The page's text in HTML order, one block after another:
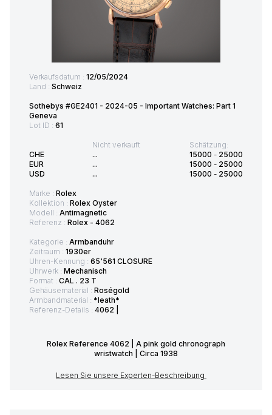
Verkaufsdatum : 12/05/2024
Land : Schweiz
Sothebys #GE2401 - 2024-05 - Important Watches: Part 1
Geneva
Lot ID : 61
CHE
EUR
USD
Nicht verkauft
...
...
...
Schätzung:
15000 - 25000
15000 - 25000
15000 - 25000
Marke : Rolex
Kollektion : Rolex Oyster
Modell : Antimagnetic
Referenz : Rolex - 4062
Kategorie : Armbanduhr
Zeitraum : 1930er
Uhren-Kennung : 65'561 CLOSURE
Uhrwerk : Mechanisch
Format : CAL . 23 T
Gehäusematerial : Roségold
Armbandmaterial : *leath*
Referenz-Details : 4062 |
Rolex Reference 4062 | A pink gold chronograph
wristwatch | Circa 1938
Lesen Sie unsere Experten-Beschreibung